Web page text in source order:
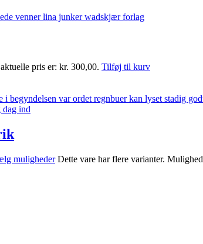
pris er: kr. 300,00. Tilføj til kurv
muligheder Dette vare har flere varianter.